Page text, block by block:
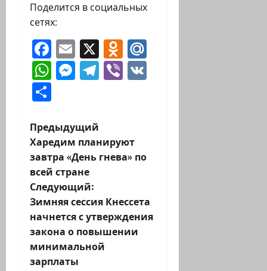
Поделится в социальных
сетях:
Facebook
Email
X Odnoklassniki
WhatsApp
Messenger
Telegram
Viber
Н
а
в
и
г
а
Предыдущий
Харедим планируют
завтра «День гнева» по
всей стране
Следующий:
Зимняя сессия Кнессета
начнется с утверждения
закона о повышении
минимальной
зарплаты